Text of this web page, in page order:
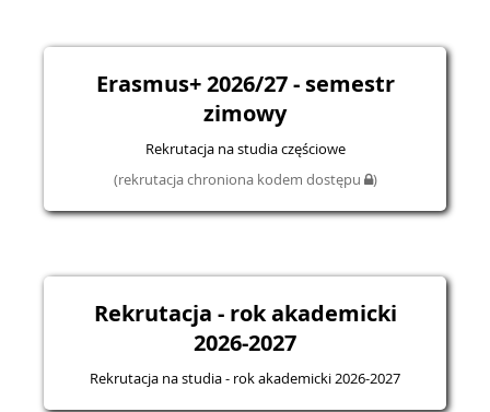
Erasmus+ 2026/27 - semestr
zimowy
Rekrutacja na studia częściowe
(rekrutacja chroniona kodem dostępu
)
Rekrutacja - rok akademicki
2026-2027
Rekrutacja na studia - rok akademicki 2026-2027